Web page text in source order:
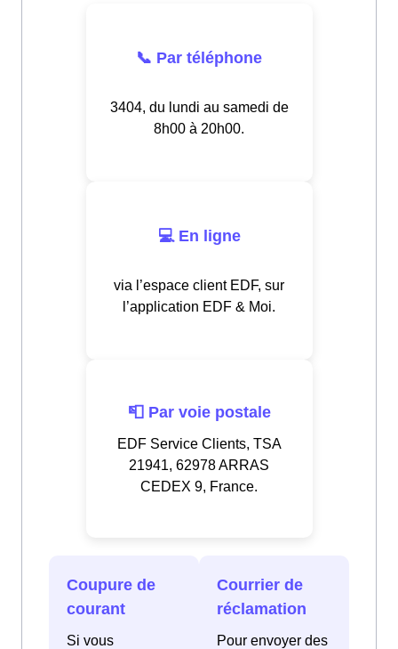
📞 Par téléphone
3404, du lundi au samedi de
8h00 à 20h00.
💻 En ligne
via l’espace client EDF, sur
l’application EDF & Moi.
📮 Par voie postale
EDF Service Clients, TSA
21941, 62978 ARRAS
CEDEX 9, France.
Coupure de
courant
Si vous
Courrier de
réclamation
Pour envoyer des